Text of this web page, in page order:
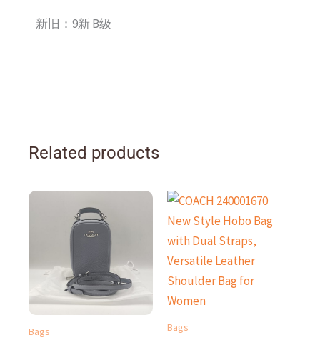
新旧：9新 B级
Related products
Bags Bags